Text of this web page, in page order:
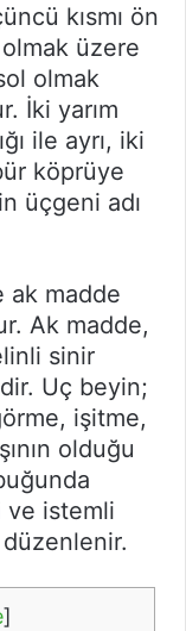
kısmı ön
üzere
olmak
İki yarım
ile ayrı, iki
köprüye
üçgeni adı
ak madde
Ak madde,
sinir
Uç beyin;
işitme,
olduğu
ve istemli
]